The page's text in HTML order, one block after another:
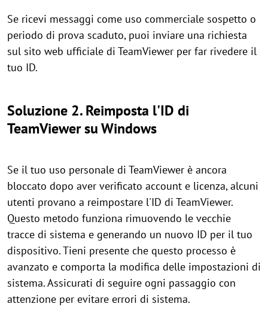
Se ricevi messaggi come uso commerciale sospetto o
periodo di prova scaduto, puoi inviare una richiesta
sul sito web ufficiale di TeamViewer per far rivedere il
tuo ID.
Soluzione 2. Reimposta l'ID di
TeamViewer su Windows
Se il tuo uso personale di TeamViewer è ancora
bloccato dopo aver verificato account e licenza, alcuni
utenti provano a reimpostare l'ID di TeamViewer.
Questo metodo funziona rimuovendo le vecchie
tracce di sistema e generando un nuovo ID per il tuo
dispositivo. Tieni presente che questo processo è
avanzato e comporta la modifica delle impostazioni di
sistema. Assicurati di seguire ogni passaggio con
attenzione per evitare errori di sistema.